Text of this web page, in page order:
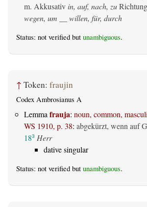
m. Akkusativ in, auf, nach, zu
wegen, um __ willen, für, durch
Status: not verified but unambiguous.
↑ Token: fraujin
Codex Ambrosianus A
Lemma frauja: noun, common,
WS 1910, p. 38: abgekürzt, wenn auf
183 Herr
dative singular
Status: not verified but unambiguous.